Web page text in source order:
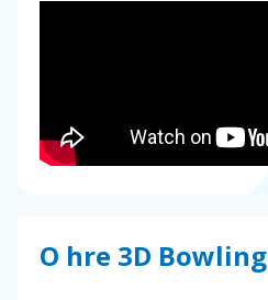
O hre 3D Bowling